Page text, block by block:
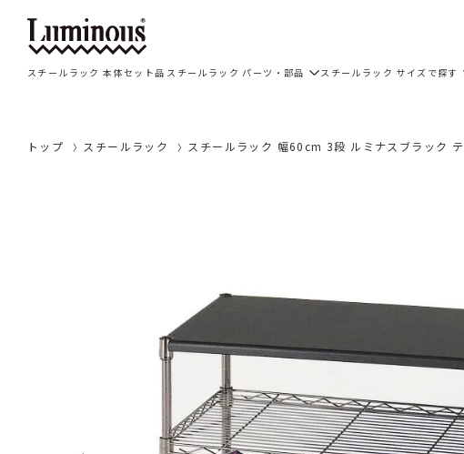
スチールラック 本体セット品 スチールラック パーツ・部品 スチールラック サイズで探す
トップ スチールラック スチールラック 幅60cm 3段 ルミナスブラッ